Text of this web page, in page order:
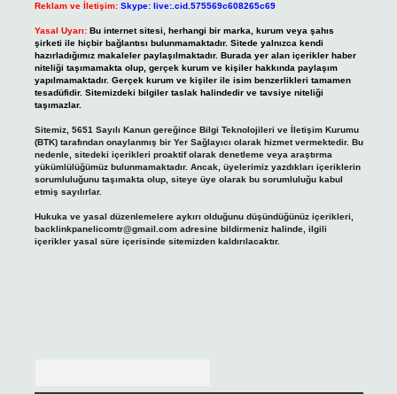
Reklam ve İletişim: Skype: live:.cid.575569c608265c69
Yasal Uyarı: Bu internet sitesi, herhangi bir marka, kurum veya şahıs
şirketi ile hiçbir bağlantısı bulunmamaktadır. Sitede yalnızca kendi
hazırladığımız makaleler paylaşılmaktadır. Burada yer alan içerikler haber
niteliği taşımamakta olup, gerçek kurum ve kişiler hakkında paylaşım
yapılmamaktadır. Gerçek kurum ve kişiler ile isim benzerlikleri tamamen
tesadüfidir. Sitemizdeki bilgiler taslak halindedir ve tavsiye niteliği
taşımazlar.
Sitemiz, 5651 Sayılı Kanun gereğince Bilgi Teknolojileri ve İletişim Kurumu
(BTK) tarafından onaylanmış bir Yer Sağlayıcı olarak hizmet vermektedir. Bu
nedenle, sitedeki içerikleri proaktif olarak denetleme veya araştırma
yükümlülüğümüz bulunmamaktadır. Ancak, üyelerimiz yazdıkları içeriklerin
sorumluluğunu taşımakta olup, siteye üye olarak bu sorumluluğu kabul
etmiş sayılırlar.
Hukuka ve yasal düzenlemelere aykırı olduğunu düşündüğünüz içerikleri,
backlinkpanelicomtr@gmail.comadresine bildirmeniz halinde, ilgili
içerikler yasal süre içerisinde sitemizden kaldırılacaktır.